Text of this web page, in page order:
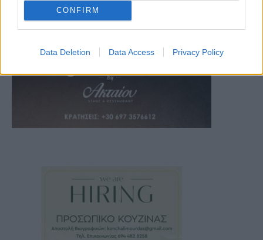
CONFIRM
Data Deletion Data Access Privacy Policy